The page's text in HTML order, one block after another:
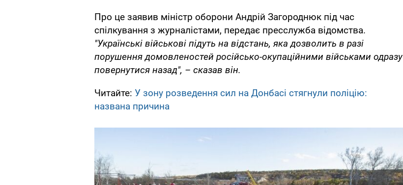
Про це заявив міністр оборони Андрій Загороднюк під час
спілкування з журналістами, передає пресслужба відомства.
"Українські військові підуть на відстань, яка дозволить в разі
порушення домовленостей російсько-окупаційними військами одразу
повернутися назад", – сказав він.
Читайте: У зону розведення сил на Донбасі стягнули поліцію:
названа причина